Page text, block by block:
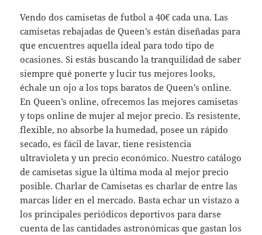
Vendo dos camisetas de futbol a 40€ cada una. Las
camisetas rebajadas de Queen’s están diseñadas para
que encuentres aquella ideal para todo tipo de
ocasiones. Si estás buscando la tranquilidad de saber
siempre qué ponerte y lucir tus mejores looks,
échale un ojo a los tops baratos de Queen’s online.
En Queen’s online, ofrecemos las mejores camisetas
y tops online de mujer al mejor precio. Es resistente,
flexible, no absorbe la humedad, posee un rápido
secado, es fácil de lavar, tiene resistencia
ultravioleta y un precio económico. Nuestro catálogo
de camisetas sigue la última moda al mejor precio
posible. Charlar de Camisetas es charlar de entre las
marcas líder en el mercado. Basta echar un vistazo a
los principales periódicos deportivos para darse
cuenta de las cantidades astronómicas que gastan los